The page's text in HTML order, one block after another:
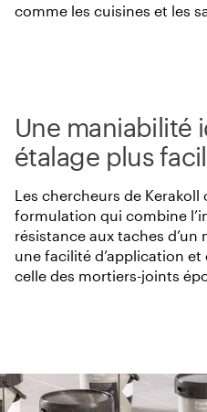
comme les cuisines et les
Une maniabilité
étalage plus
Les chercheurs de
formulation qui combine
résistance aux taches
une facilité d’application
celle des mortiers-joints